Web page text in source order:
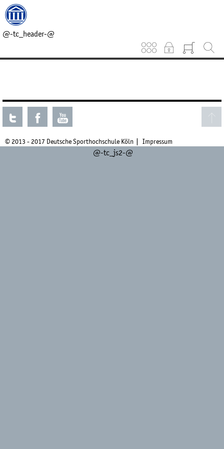
@-tc_header-@
@-tc_breadcrumb-@
Keinen aktuellen Kurs gefunden.
© 2013 - 2017 Deutsche Sporthochschule Köln Impressum
@-tc_js2-@